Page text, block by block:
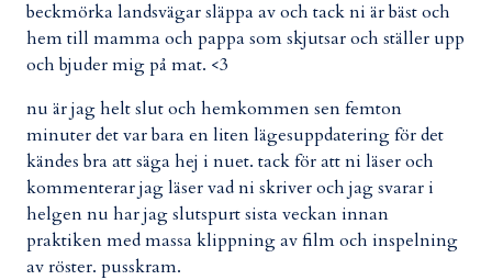
beckmörka landsvägar släppa av och tack ni är bäst och
hem till mamma och pappa som skjutsar och ställer upp
och bjuder mig på mat. <3
nu är jag helt slut och hemkommen sen femton
minuter det var bara en liten lägesuppdatering för det
kändes bra att säga hej i nuet. tack för att ni läser och
kommenterar jag läser vad ni skriver och jag svarar i
helgen nu har jag slutspurt sista veckan innan
praktiken med massa klippning av film och inspelning
av röster. pusskram.